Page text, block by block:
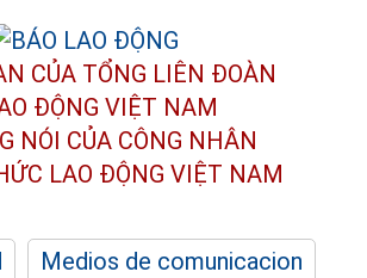
CỦA TỔNG LIÊN ĐOÀN
ĐỘNG VIỆT NAM
NÓI CỦA CÔNG NHÂN
LAO ĐỘNG VIỆT NAM
Medios de comunicacion